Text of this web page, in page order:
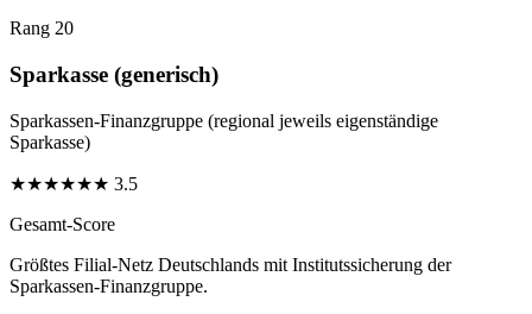
Rang 20
Sparkasse (generisch)
Sparkassen-Finanzgruppe (regional jeweils eigenständige
Sparkasse)
★★★★★★ 3.5
Gesamt-Score
Größtes Filial-Netz Deutschlands mit Institutssicherung der
Sparkassen-Finanzgruppe.